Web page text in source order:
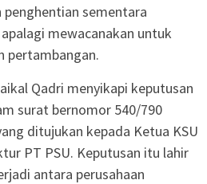
sementara
mewacanakan untuk
pertambangan.
Qadri menyikapi keputusan
surat bernomor 540/790
ditujukan kepada Ketua KSU
PT PSU. Keputusan itu lahir
antara perusahaan